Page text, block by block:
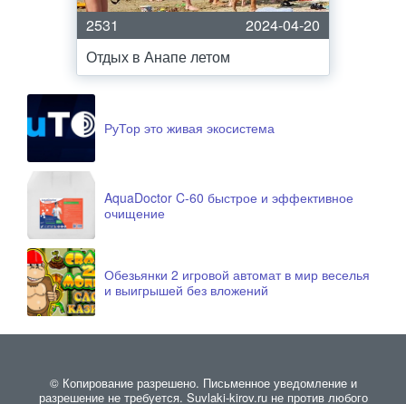
2531
2024-04-20
Отдых в Анапе летом
РуТор это живая экосистема
AquaDoctor C-60 быстрое и эффективное
очищение
Обезьянки 2 игровой автомат в мир веселья
и выигрышей без вложений
© Копирование разрешено. Письменное уведомление и
разрешение не требуется. Suvlaki-kirov.ru не против любого